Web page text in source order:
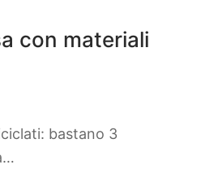
con materiali
bastano 3